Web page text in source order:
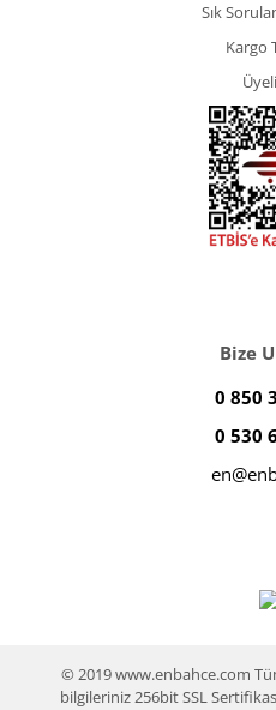
Sık
Kargo
Bize
0 850
0 530
© 2019 www.enbahce.com
bilgileriniz 256bit SSL